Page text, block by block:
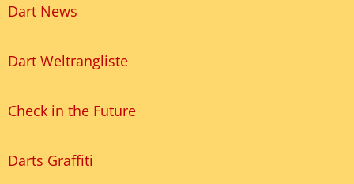
Dart News
Dart Weltrangliste
Check in the Future
Darts Graffiti